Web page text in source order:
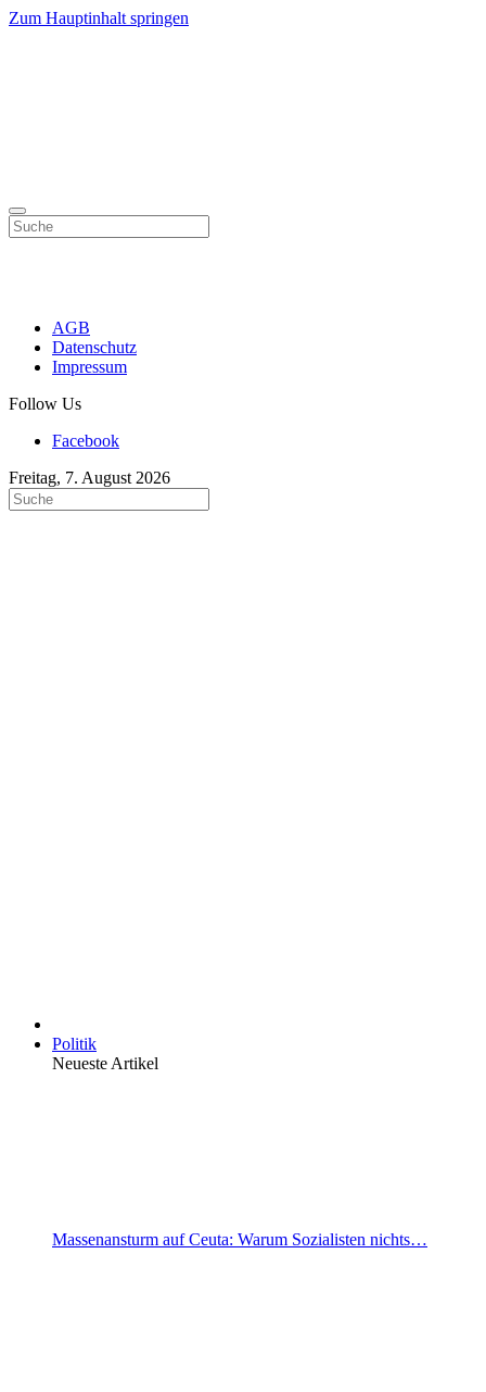
Zum Hauptinhalt springen
AGB
Datenschutz
Impressum
Follow Us
Facebook
Freitag, 7. August 2026
Politik
Neueste Artikel
Massenansturm auf Ceuta: Warum Sozialisten nichts…